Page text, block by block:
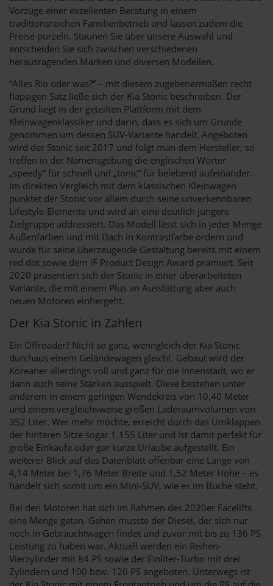
Vorzüge einer exzellenten Beratung in einem
traditionsreichen Familienbetrieb und lassen zudem die
Preise purzeln. Staunen Sie über unsere Auswahl und
entscheiden Sie sich zwischen verschiedenen
herausragenden Marken und diversen Modellen.
“Alles Rio oder was?“ – mit diesem zugebenermaßen recht
flapsigen Satz ließe sich der Kia Stonic beschreiben. Der
Grund liegt in der geteilten Plattform mit dem
Kleinwagenklassiker und darin, dass es sich um Grunde
genommen um dessen SUV-Variante handelt. Angeboten
wird der Stonic seit 2017 und folgt man dem Hersteller, so
treffen in der Namensgebung die englischen Wörter
„speedy“ für schnell und „tonic“ für belebend aufeinander.
Im direkten Vergleich mit dem klassischen Kleinwagen
punktet der Stonic vor allem durch seine unverkennbaren
Lifestyle-Elemente und wird an eine deutlich jüngere
Zielgruppe addressiert. Das Modell lässt sich in jeder Menge
Außenfarben und mit Dach in Kontrastfarbe ordern und
wurde für seine überzeugende Gestaltung bereits mit einem
red dot sowie dem iF Product Design Award prämiert. Seit
2020 präsentiert sich der Stonic in einer überarbeiteten
Variante, die mit einem Plus an Ausstattung aber auch
neuen Motoren einhergeht.
Der Kia Stonic in Zahlen
Ein Offroader? Nicht so ganz, wenngleich der Kia Stonic
durchaus einem Geländewagen gleicht. Gebaut wird der
Koreaner allerdings voll und ganz für die Innenstadt, wo er
dann auch seine Stärken ausspielt. Diese bestehen unter
anderem in einem geringen Wendekreis von 10,40 Meter
und einem vergleichsweise großen Laderaumvolumen von
352 Liter. Wer mehr möchte, erreicht durch das Umklappen
der hinteren Sitze sogar 1.155 Liter und ist damit perfekt für
große Einkäufe oder gar kurze Urlaube aufgestellt. Ein
weiterer Blick auf das Datenblatt offenbar eine Länge von
4,14 Meter bei 1,76 Meter Breite und 1,52 Meter Höhe – es
handelt sich somit um ein Mini-SUV, wie es im Buche steht.
Bei den Motoren hat sich im Rahmen des 2020er Facelifts
eine Menge getan. Gehen musste der Diesel, der sich nur
noch in Gebrauchtwagen findet und zuvor mit bis zu 136 PS
Leistung zu haben war. Aktuell werden ein Reihen-
Vierzylinder mit 84 PS sowie der Einliter-Turbo mit drei
Zylindern und 100 bzw. 120 PS angeboten. Unterwegs ist